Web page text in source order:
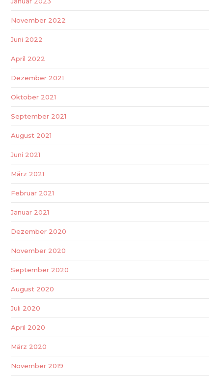
November 2022
Juni 2022
April 2022
Dezember 2021
Oktober 2021
September 2021
August 2021
Juni 2021
März 2021
Februar 2021
Januar 2021
Dezember 2020
November 2020
September 2020
August 2020
Juli 2020
April 2020
März 2020
November 2019